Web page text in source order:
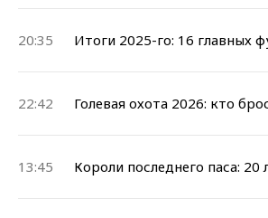
20:35 Итоги 2025-го: 16 главных
22:42 Голевая охота 2026: кто
13:45 Короли последнего паса: